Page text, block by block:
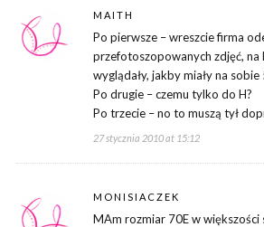
MAITH
Po pierwsze – wreszcie firma
przefotoszopowanych zdjęć,
wyglądały, jakby miały na sobie
Po drugie – czemu tylko do H?
Po trzecie – no to muszą tył
27 stycznia 2010 at 15:12
MONISIACZEK
MAm rozmiar 70E w